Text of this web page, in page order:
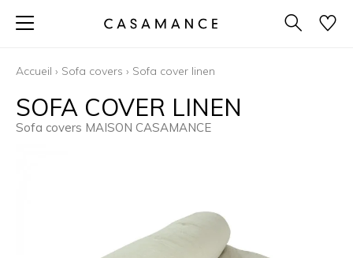
Accueil › Sofa covers › Sofa cover linen
SOFA COVER LINEN
Sofa covers MAISON CASAMANCE